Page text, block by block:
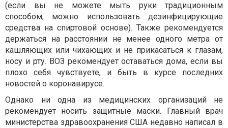
(если вы не можете мыть руки традиционным
способом, можно использовать дезинфицирующие
средства на спиртовой основе). Также рекомендуется
держаться на расстоянии не менее одного метра от
кашляющих или чихающих и не прикасаться к глазам,
носу и рту. ВОЗ рекомендует оставаться дома, если вы
плохо себя чувствуете, и быть в курсе последних
новостей о коронавирусе.
Однако ни одна из медицинских организаций не
рекомендует носить защитные маски. Главный врач
министерства здравоохранения США недавно написал в